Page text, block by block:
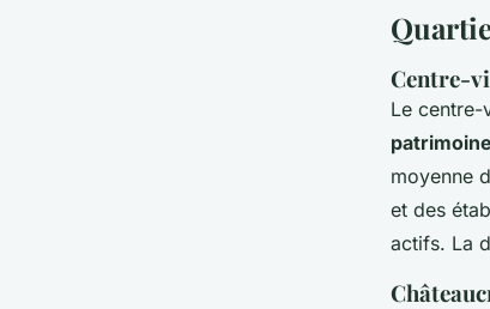
Centre-
Le
moyenne
et des
actifs. La